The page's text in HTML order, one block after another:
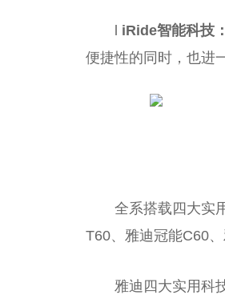
l iRide智能科技 ：
便捷性的同时，也进
全系搭载四大实
T60、雅迪冠能C60
雅迪四大实用科